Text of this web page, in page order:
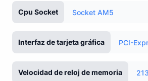
Cpu Socket Socket AM5
Interfaz de tarjeta gráfica PCI-
Velocidad de reloj de memoria